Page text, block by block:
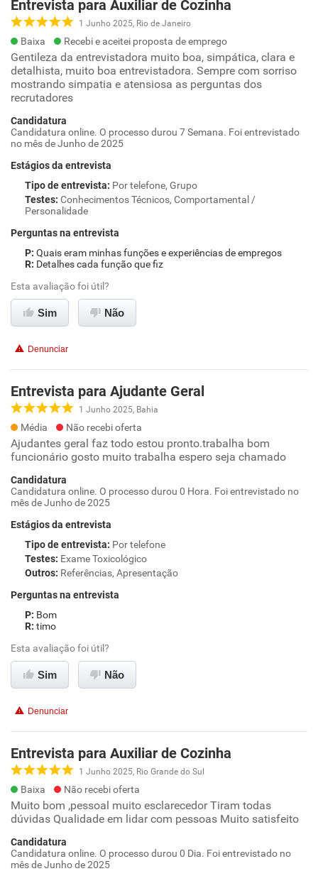
Entrevista para Auxiliar de Cozinha
1 Junho 2025, Rio de Janeiro
Baixa Recebi e aceitei proposta de emprego
Gentileza da entrevistadora muito boa, simpática, clara e
detalhista, muito boa entrevistadora. Sempre com sorriso
mostrando simpatia e atensiosa as perguntas dos
recrutadores
Candidatura
Candidatura online. O processo durou 7 Semana. Foi entrevistado
no mês de Junho de 2025
Estágios da entrevista
Tipo de entrevista: Por telefone, Grupo
Testes: Conhecimentos Técnicos, Comportamental /
Personalidade
Perguntas na entrevista
Quais eram minhas funções e experiências de empregos
Detalhes cada função que fiz
Esta avaliação foi útil?
Sim Não
Denunciar
Entrevista para Ajudante Geral
1 Junho 2025, Bahia
Média Não recebi oferta
Ajudantes geral faz todo estou pronto.trabalha bom
funcionário gosto muito trabalha espero seja chamado
Candidatura
Candidatura online. O processo durou 0 Hora. Foi entrevistado no
mês de Junho de 2025
Estágios da entrevista
Tipo de entrevista: Por telefone
Testes: Exame Toxicológico
Outros: Referências, Apresentação
Perguntas na entrevista
Bom
timo
Esta avaliação foi útil?
Sim Não
Denunciar
Entrevista para Auxiliar de Cozinha
1 Junho 2025, Rio Grande do Sul
Baixa Não recebi oferta
Muito bom ,pessoal muito esclarecedor Tiram todas
dúvidas Qualidade em lidar com pessoas Muito satisfeito
Candidatura
Candidatura online. O processo durou 0 Dia. Foi entrevistado no
mês de Junho de 2025